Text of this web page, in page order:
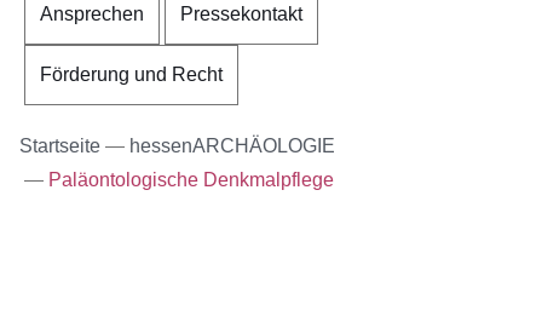
Ansprechen Pressekontakt
Förderung und Recht
Startseite
hessenARCHÄOLOGIE
Paläontologische Denkmalpflege